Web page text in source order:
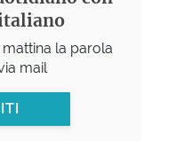
la parola
mail